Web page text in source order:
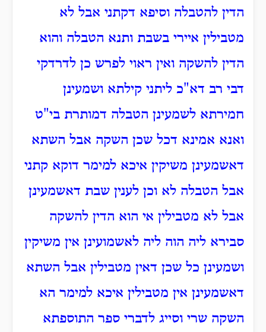
הדין להטבלה וסיפא דקתני אבל לא
מטבילין איירי בשבת ותנא הטבלה והוא
הדין להשקה ואין ראוי לפרש כן לדרדקי
דבי רב דא"כ ליתני קילתא ושמעינן
חמירתא לשמעינן הטבלה דמותרת בי"ט
ואנא אמינא דכל שכן השקה אבל השתא
דאשמעינן משיקין איכא למימר דוקא קתני
אבל הטבלה לא וכן לענין שבת דאשמעינן
אבל לא מטבילין אי הוא הדין להשקה
סבירא ליה הוה ליה לאשמועינן אין משיקין
ושמעינן כל שכן דאין מטבילין אבל השתא
דאשמעינן אין מטבילין איכא למימר הא
השקה שרי וסייג לדברי ספר התוספתא